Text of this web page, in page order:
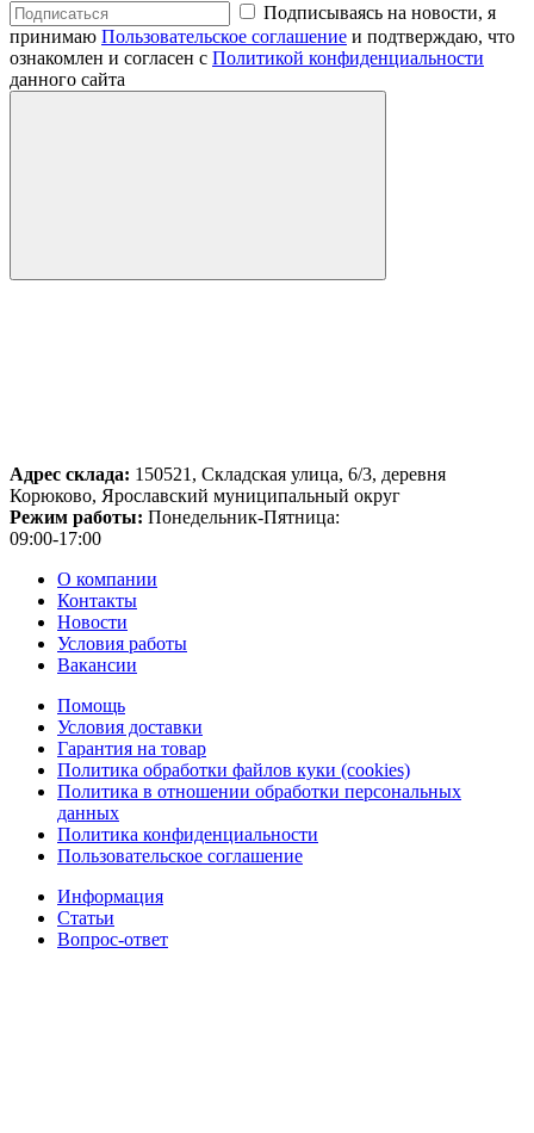
Подписываясь на новости, я
принимаю Пользовательское соглашение и подтверждаю, что
ознакомлен и согласен с Политикой конфиденциальности
данного сайта
Адрес склада: 150521, Складская улица, 6/3, деревня
Корюково, Ярославский муниципальный округ
Режим работы: Понедельник-Пятница:
09:00-17:00
О компании
Контакты
Новости
Условия работы
Вакансии
Помощь
Условия доставки
Гарантия на товар
Политика обработки файлов куки (cookies)
Политика в отношении обработки персональных
данных
Политика конфиденциальности
Пользовательское соглашение
Информация
Статьи
Вопрос-ответ